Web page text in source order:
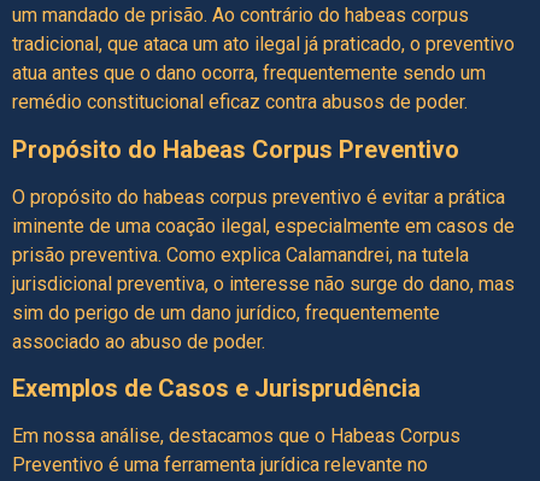
um mandado de prisão. Ao contrário do habeas corpus
tradicional, que ataca um ato ilegal já praticado, o preventivo
atua antes que o dano ocorra, frequentemente sendo um
remédio constitucional eficaz contra abusos de poder.
Propósito do Habeas Corpus Preventivo
O propósito do habeas corpus preventivo é evitar a prática
iminente de uma coação ilegal, especialmente em casos de
prisão preventiva. Como explica Calamandrei, na tutela
jurisdicional preventiva, o interesse não surge do dano, mas
sim do perigo de um dano jurídico, frequentemente
associado ao abuso de poder.
Exemplos de Casos e Jurisprudência
Em nossa análise, destacamos que o Habeas Corpus
Preventivo é uma ferramenta jurídica relevante no